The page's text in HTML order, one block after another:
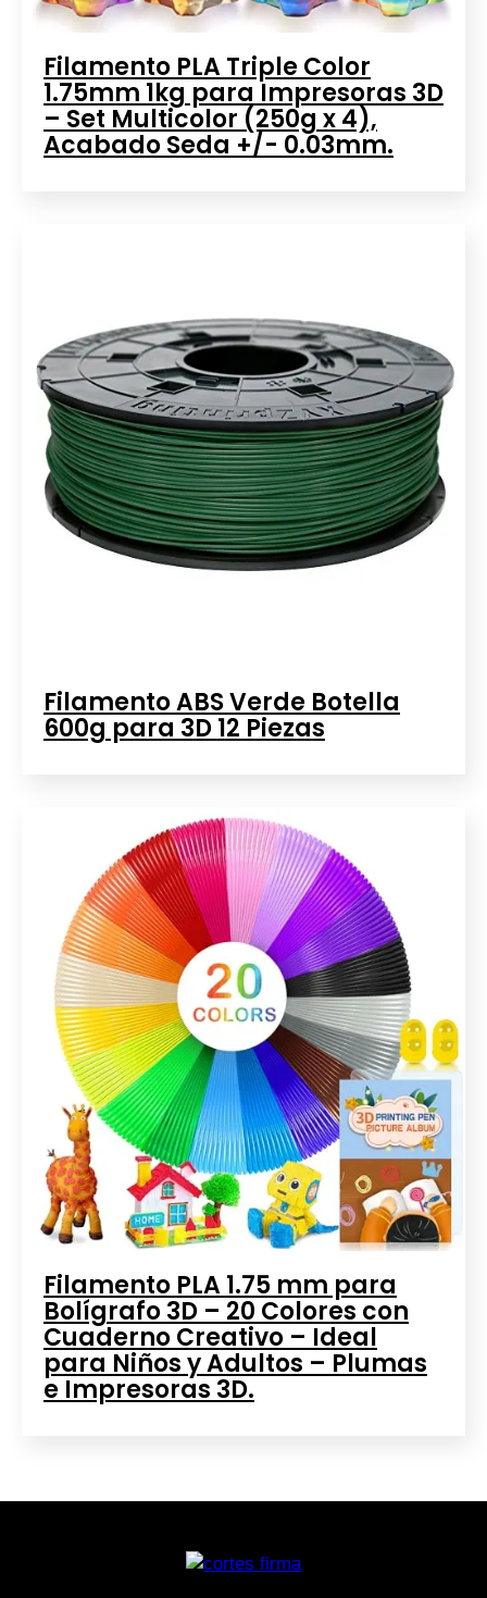
Filamento PLA Triple Color
1.75mm 1kg para Impresoras 3D
– Set Multicolor (250g x 4),
Acabado Seda +/- 0.03mm.
Filamento ABS Verde Botella
600g para 3D 12 Piezas
Filamento PLA 1.75 mm para
Bolígrafo 3D – 20 Colores con
Cuaderno Creativo – Ideal
para Niños y Adultos – Plumas
e Impresoras 3D.